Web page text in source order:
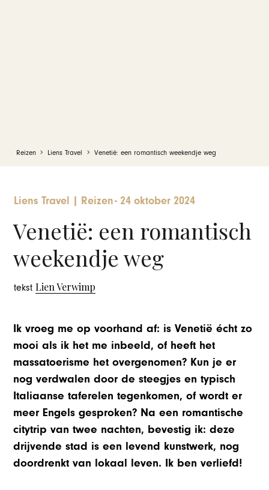
Reizen Liens Travel Venetië: een romantisch weekendje weg
Liens Travel Reizen-24 oktober 2024
Venetië: een romantisch
weekendje weg
tekstLien Verwimp
Ik vroeg me op voorhand af: is Venetië écht zo
mooi als ik het me inbeeld, of heeft het
massatoerisme het overgenomen? Kun je er
nog verdwalen door de steegjes en typisch
Italiaanse taferelen tegenkomen, of wordt er
meer Engels gesproken? Na een romantische
citytrip van twee nachten, bevestig ik: deze
drijvende stad is een levend kunstwerk, nog
doordrenkt van lokaal leven. Ik ben verliefd!